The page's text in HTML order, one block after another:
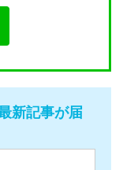
新記事が届